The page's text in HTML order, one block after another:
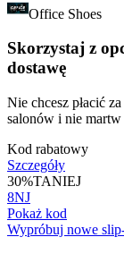
Office Shoes
Skorzystaj z
dostawę
Nie chcesz płacić
salonów i nie martw
Kod rabatowy
Szczegóły
30%TANIEJ
8NJ
Pokaż kod
Wypróbuj nowe